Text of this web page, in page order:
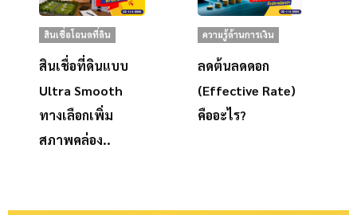
สินเชื่อโฉนดที่ดิน
สินเชื่อที่ดินแบบ
Ultra Smooth
ทางเลือกเพิ่ม
สภาพคล่อง..
ความรู้ด้านการเงิน
ลดต้นลดดอก
(Effective Rate)
คืออะไร?